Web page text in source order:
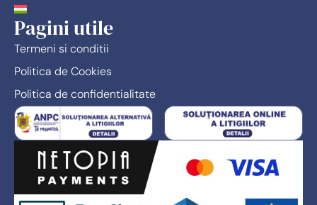
Pagini utile
Termeni si conditii
Politica de Cookies
Politica de confidentialitate